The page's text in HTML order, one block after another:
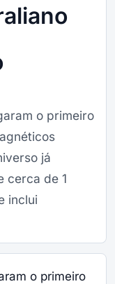
o primeiro
já
cerca de 1
inclui
o primeiro